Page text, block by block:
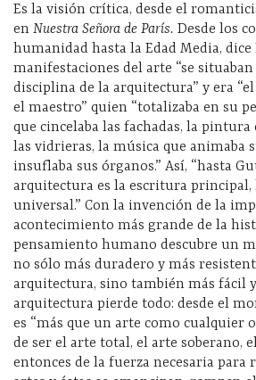
Es la visión crítica, desde el
en Nuestra Señora de París. Desde los
humanidad hasta la Edad Media, dice
manifestaciones del arte “se situaban
disciplina de la arquitectura” y era
el maestro” quien “totalizaba en su
que cincelaba las fachadas, la
las vidrieras, la música que animaba
insuflaba sus órganos.” Así, “hasta
arquitectura es la escritura principal,
universal.” Con la invención de la
acontecimiento más grande de la
pensamiento humano descubre un
no sólo más duradero y más
arquitectura, sino también más fácil y
arquitectura pierde todo: desde el
es “más que un arte como cualquier
de ser el arte total, el arte soberano,
entonces de la fuerza necesaria para